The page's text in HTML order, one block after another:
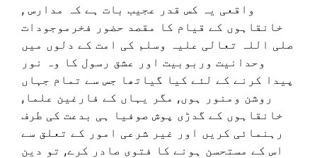
واقعی یہ کس قدر عجیب بات ہے کہ مدارس ,
خانقاہوں کے قیام کا مقصد حضور فخرموجودات
صلی اللہ تعالی علیہ وسلم کی امت کے دلوں میں
وحدانیت وربوبیت اور عشق رسول کا وہ نور
پیدا کرنے کے لئے کیا گیاتھا جس سے تمام جہاں
روشن ومنور ہوں, مگر یہاں کے فارغین علما,
خانقاہوں کے گدڑی پوش صوفیا ہی بدعت کی طرف
رہنمائی کریں اور غیر شرعی امور کے تعلق سے
اس کے مستحسن ہونے کا فتوی صادر کرے, تو دین